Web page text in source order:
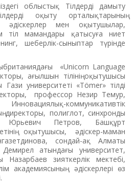
облыстық Тілдерді дамыту
оқыту орталықтарының
әдіскерлер мен оқытушылар,
тіл мамандары қатысуға ниет
шеберлік-сыныптар түрінде
«Unicorn Language
ағылшын тілінің оқытушысы
университеті «Tömer» тілді
профессор Незир Темур,
коммуникативтік
директоры, полиглот, синхронды
Юрьевич Петров, Башқұрт
оқытушысы, әдіскер-маман
сондай-ақ Алматы
атындағы университет,
Назарбаев зияткерлік мектебі,
академиясының әдіскерлері өз